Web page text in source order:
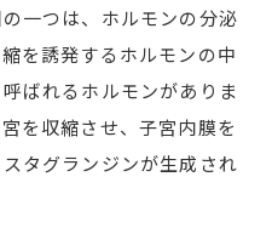
一つは、ホルモンの分泌
を誘発するホルモンの中
ばれるホルモンがありま
を収縮させ、子宮内膜を
タグランジンが生成され